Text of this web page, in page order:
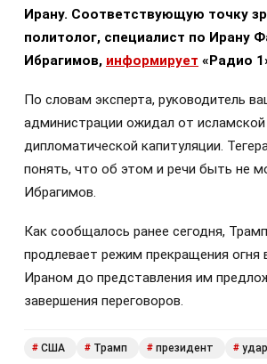
Ирану. Соответствующую точку
политолог, специалист по Ирану
Ибрагимов, информирует «Радио
По словам эксперта, руководитель
администрации ожидал от исламской
дипломатической капитуляции.
понять, что об этом и речи быть не
Ибрагимов.
Как сообщалось ранее сегодня, Трамп
продлевает режим прекращения огня
Ираном до представления им
завершения переговоров.
# США # Трамп # президент # удар